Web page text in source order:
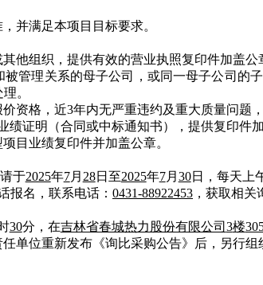
并满足本项目目标要求。
他组织，提供有效的营业执照复印件加盖公
管理关系的母子公司，或同一母子公司的
。
资格，近3年内无严重违约及重大质量问题
绩证明（合同或中标通知书），提供复印件加
目业绩复印件并加盖公章。
于2025年7月 28日至2025年7月 30日，每天上
报名，联系电话： 0431-88922453 ，获取相关
30分，在吉林省春城热力股份有限公司 3楼
单位重新发布《询比采购公告》后，另行组